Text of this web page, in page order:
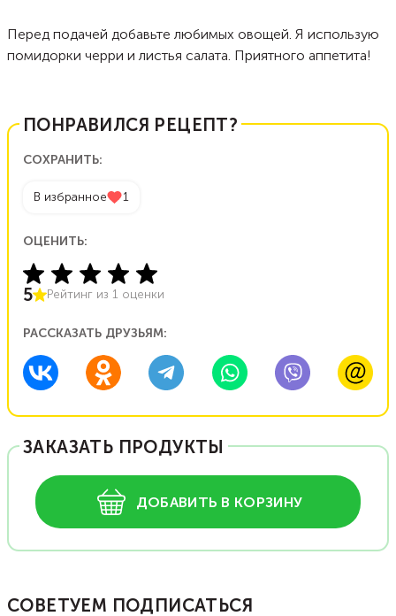
Перед подачей добавьте любимых овощей. Я использую
помидорки черри и листья салата. Приятного аппетита!
ПОНРАВИЛСЯ РЕЦЕПТ?
СОХРАНИТЬ:
В избранное 1
ОЦЕНИТЬ:
5 Рейтинг из 1 оценки
РАССКАЗАТЬ ДРУЗЬЯМ:
ЗАКАЗАТЬ ПРОДУКТЫ
ДОБАВИТЬ В КОРЗИНУ
СОВЕТУЕМ ПОДПИСАТЬСЯ